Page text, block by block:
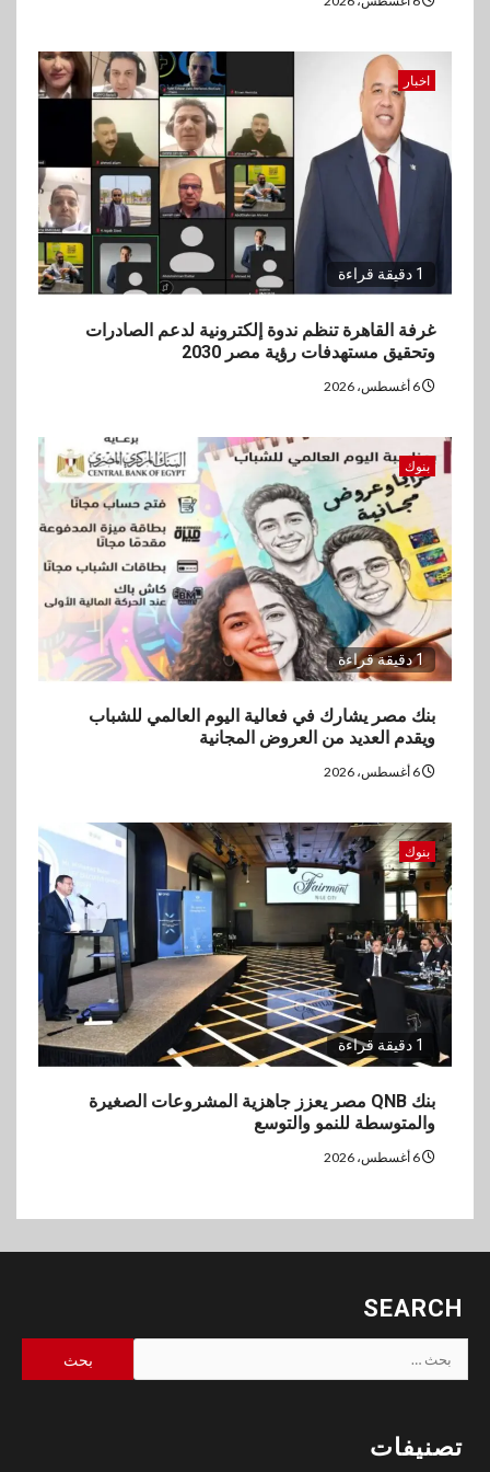
5
فيكسد مصر و”حلول” تتشاركان
في تطوير أول منصة للسياحة
الصحية في مصر والشرق الأوسط
وأفريقيا Tour4Cure
اخبار
1 دقيقة قراءة
غرفة القاهرة تنظم ندوة إلكترونية لدعم الصادرات
وتحقيق مستهدفات رؤية مصر 2030
بنوك
1 دقيقة قراءة
بنك مصر يشارك في فعالية اليوم العالمي للشباب
ويقدم العديد من العروض المجانية
بنوك
1 دقيقة قراءة
بنك QNB مصر يعزز جاهزية المشروعات الصغيرة
والمتوسطة للنمو والتوسع
SEARCH
البحث
عن:
تصنيفات